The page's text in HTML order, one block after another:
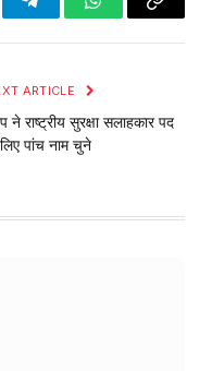
TelegramWhatsApp
Copy
ARTICLE
ने राष्ट्रीय सुरक्षा सलाहकार पद
पांच नाम चुने